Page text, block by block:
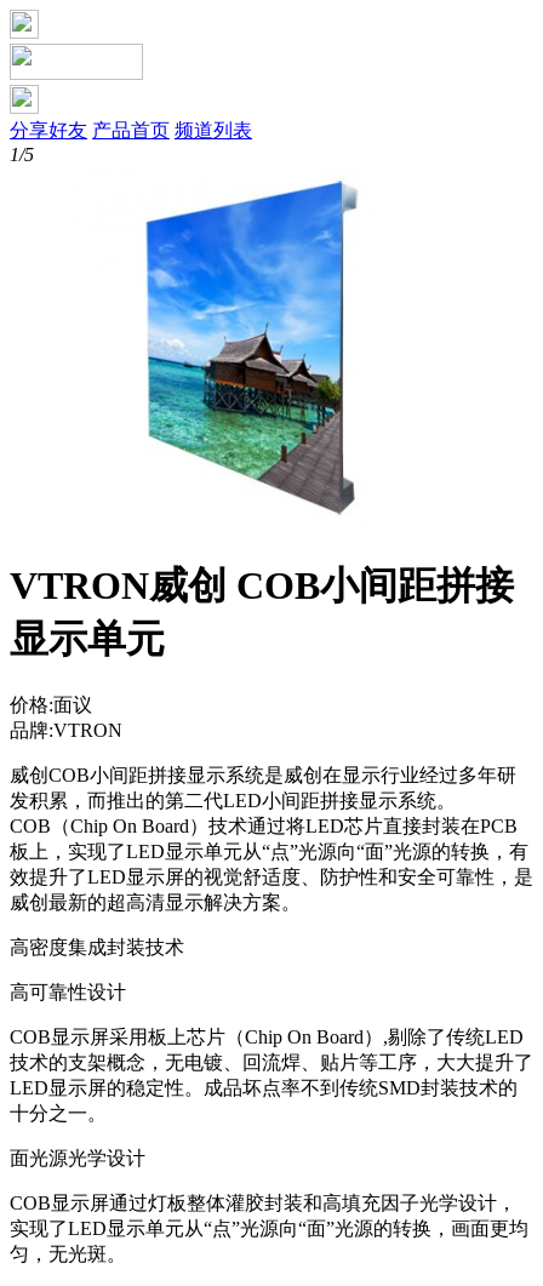
分享好友 产品首页 频道列表
1/5
VTRON威创 COB小间距拼接
显示单元
价格:面议
品牌:VTRON
威创COB小间距拼接显示系统是威创在显示行业经过多年研
发积累，而推出的第二代LED小间距拼接显示系统。
COB（Chip On Board）技术通过将LED芯片直接封装在PCB
板上，实现了LED显示单元从“点”光源向“面”光源的转换，有
效提升了LED显示屏的视觉舒适度、防护性和安全可靠性，是
威创最新的超高清显示解决方案。
高密度集成封装技术
高可靠性设计
COB显示屏采用板上芯片（Chip On Board）,剔除了传统LED
技术的支架概念，无电镀、回流焊、贴片等工序，大大提升了
LED显示屏的稳定性。成品坏点率不到传统SMD封装技术的
十分之一。
面光源光学设计
COB显示屏通过灯板整体灌胶封装和高填充因子光学设计，
实现了LED显示单元从“点”光源向“面”光源的转换，画面更均
匀，无光斑。